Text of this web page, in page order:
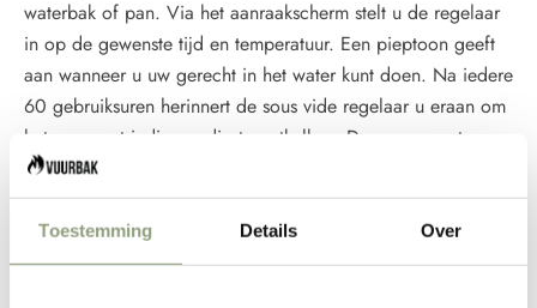
Toestemming Details Over
waterbak of pan. Via het aanraakscherm stelt u de regelaar
in op de gewenste tijd en temperatuur. Een pieptoon geeft
aan wanneer u uw gerecht in het water kunt doen. Na iedere
60 gebruiksuren herinnert de sous vide regelaar u eraan om
het apparaat indien nodig te ontkalken. Deze compacte sous
vide regelaar neemt weinig ruimte in beslag zodat u deze na
gebruik eenvoudig kunt opbergen of meenemen.
Vermogen 1000.0000 WATT
Spanning 220-240 volt @ 50 Hz